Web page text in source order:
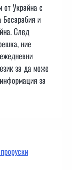
от Украйна с
Бесарабия и
След
ние
за да може
за